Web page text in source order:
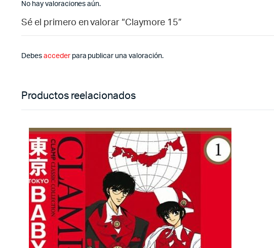
No hay valoraciones aún.
Sé el primero en valorar “Claymore 15”
Debes accederpara publicar una valoración.
Productos reelacionados